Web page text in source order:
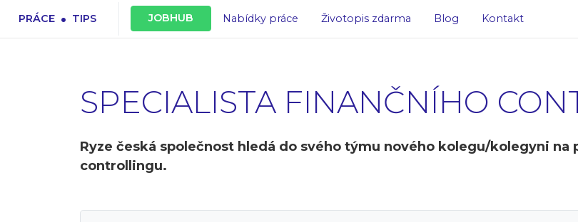
PRÁCE . TIPS JOBHUB Nabídky práce Životopis zdarma Blog Kontakt
SPECIALISTA FINANČNÍHO
Ryze česká společnost hledá do svého týmu nového kolegu/kolegyni
controllingu.